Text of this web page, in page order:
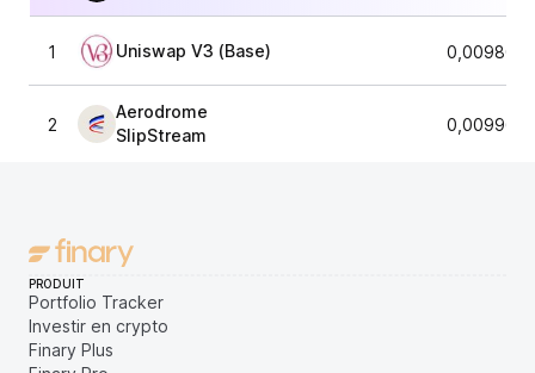
1 Uniswap V3 (Base)
2
Aerodrome
SlipStream
PRODUIT
Portfolio Tracker
Investir en crypto
Finary Plus